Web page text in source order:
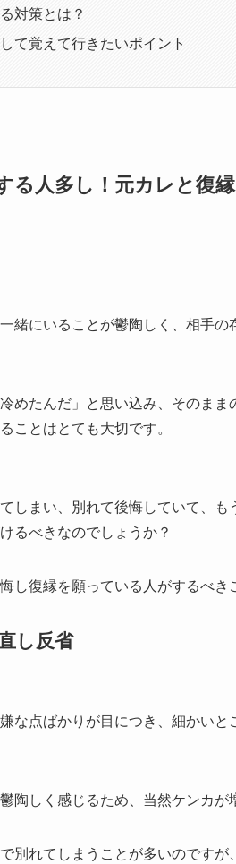
対策とは？
て覚えて行きたいポイント
る人多し！元カレと復
緒にいることが鬱陶しく、相手
めたんだ」と思い込み、そのま
ことはとても大切です。
しまい、別れて後悔していて、
るべきなのでしょうか？
し復縁を願っている人がするべき
し反省
な点ばかりが目につき、細かい
陶しく感じるため、当然ケンカが
別れてしまうことが多いのです